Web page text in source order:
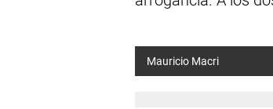
Mauricio Macri